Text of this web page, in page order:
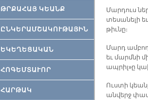
ԹՐՔԱՀԱՅ ԿԵԱՆՔ
ԸՆԿԵՐԱՄՇԱԿՈՒԹԱՅԻՆ
ԵԿԵՂԵՑԱԿԱՆ
ՀՈԳԵՄՏԱՒՈՐ
ՀԱՐԹԱԿ
Մար­դուս
տե­սա­նե­լի
թիւ­նը։
Մարդ
եւ մարմ­նի
ապ­րիլ»ը
Ուս­տի
ան­վերջ